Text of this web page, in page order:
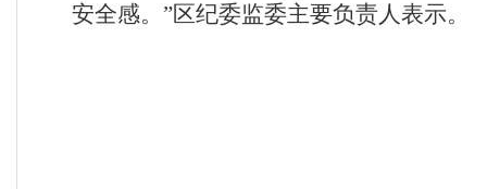
安全感。 ”区纪委监委主要负责人表示。